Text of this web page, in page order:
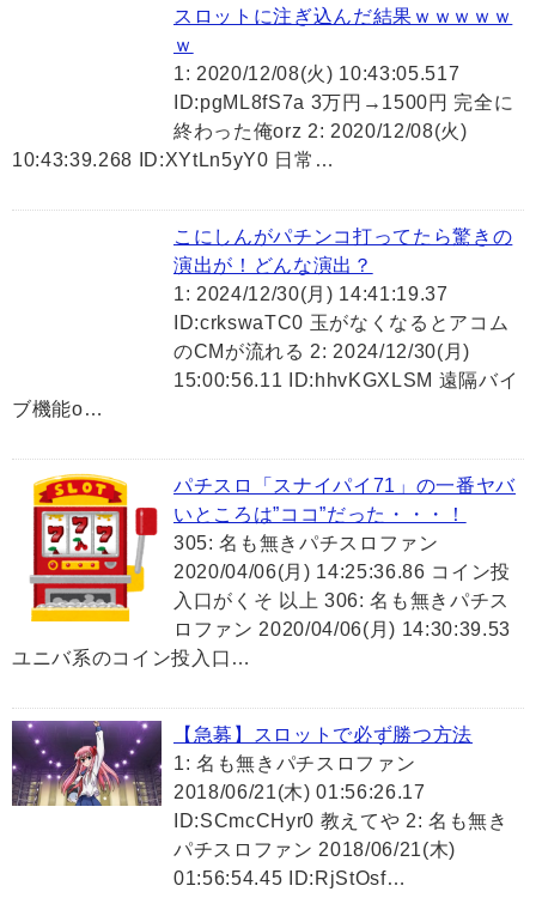
スロットに注ぎ込んだ結果ｗｗｗｗｗ
ｗ
1: 2020/12/08(火) 10:43:05.517
ID:pgML8fS7a 3万円→1500円 完全に
終わった俺orz 2: 2020/12/08(火)
10:43:39.268 ID:XYtLn5yY0 日常…
こにしんがパチンコ打ってたら驚きの
演出が！どんな演出？
1: 2024/12/30(月) 14:41:19.37
ID:crkswaTC0 玉がなくなるとアコム
のCMが流れる 2: 2024/12/30(月)
15:00:56.11 ID:hhvKGXLSM 遠隔バイ
ブ機能o…
パチスロ「スナイパイ71」の一番ヤバ
いところは”ココ”だった・・・！
305: 名も無きパチスロファン
2020/04/06(月) 14:25:36.86 コイン投
入口がくそ 以上 306: 名も無きパチス
ロファン 2020/04/06(月) 14:30:39.53
ユニバ系のコイン投入口…
【急募】スロットで必ず勝つ方法
1: 名も無きパチスロファン
2018/06/21(木) 01:56:26.17
ID:SCmcCHyr0 教えてや 2: 名も無き
パチスロファン 2018/06/21(木)
01:56:54.45 ID:RjStOsf…